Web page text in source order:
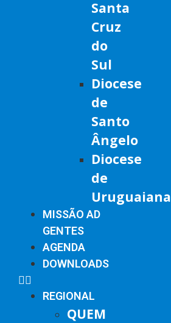
Santa
Cruz
do
Sul
Diocese
de
Santo
Ângelo
Diocese
de
Uruguaiana
MISSÃO AD
GENTES
AGENDA
DOWNLOADS
REGIONAL
QUEM